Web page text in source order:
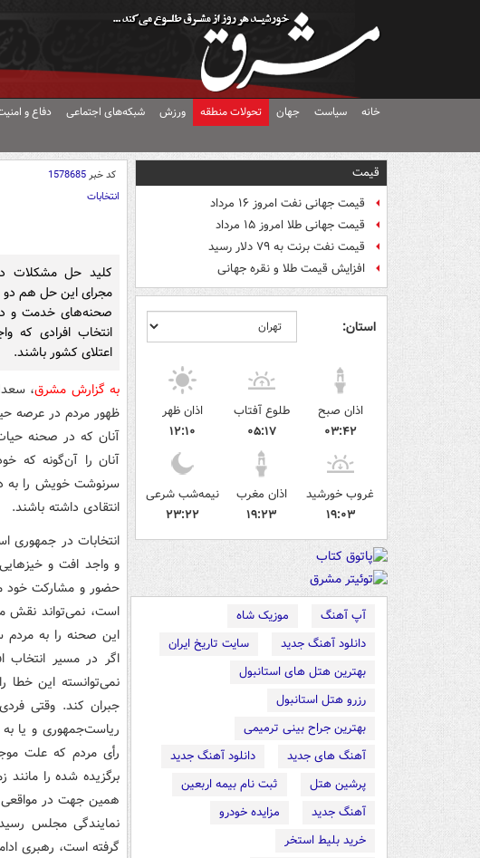
خانه سیاست جهان تحولات منطقه ورزش شبکه‌های اجتماعی دفاع و
قیمت
قیمت جهانی نفت امروز ۱۶ مرداد
قیمت جهانی طلا امروز ۱۵ مرداد
قیمت نفت برنت به ۷۹ دلار رسید
افزایش قیمت طلا و نقره جهانی
استان:
اذان صبح
۰۳:۴۲
طلوع آفتاب
۰۵:۱۷
اذان ظهر
۱۲:۱۰
غروب خورشید
۱۹:۰۳
اذان مغرب
۱۹:۲۳
نیمه‌شب شرعی
۲۳:۲۲
آپ آهنگ
موزیک شاه
دانلود آهنگ جدید
سایت تاریخ ایران
بهترین هتل های استانبول
رزرو هتل استانبول
بهترین جراح بینی ترمیمی
آهنگ های جدید
دانلود آهنگ جدید
پرشین هتل
ثبت نام بیمه اربعین
آهنگ جدید
مزایده خودرو
خرید بلیط استخر
کد خبر1578685
انتخابات
کلید حل مشکلات
مجرای این حل هم
صحنه‌های خدمت و
انتخاب افرادی که
اعتلای کشور باشند.
به گزارش مشرق،
ظهور مردم در عرصه
آنان که در صحنه
آنان را آن‌گونه که
سرنوشت خویش را به
انتقادی داشته باشند.
انتخابات در جمهوری
و واجد افت و
حضور و مشارکت خود
است، نمی‌تواند نقش
این صحنه را به مردم
اگر در مسیر انتخاب
نمی‌توانسته این خطا
جبران کند. وقتی
ریاست‌جمهوری و یا
رأی مردم که علت
برگزیده شده را
همین جهت در
نمایندگی مجلس
گرفته است، رهبری